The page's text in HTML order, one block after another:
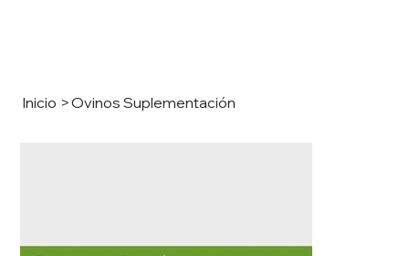
Inicio >Ovinos Suplementación